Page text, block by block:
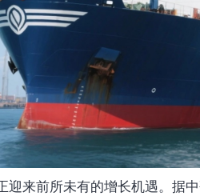
迎来前所未有的增长机遇。据